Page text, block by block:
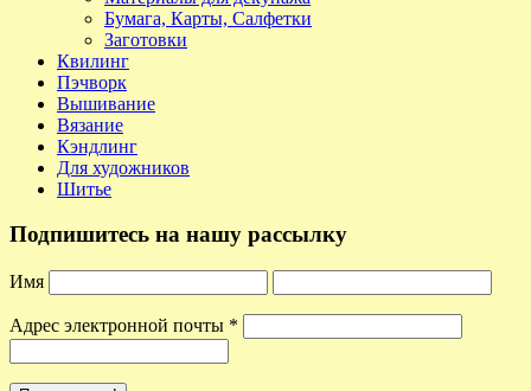
Бумага, Карты, Салфетки
Заготовки
Квилинг
Пэчворк
Вышивание
Вязание
Кэндлинг
Для художников
Шитье
Подпишитесь на нашу рассылку
Имя
Адрес электронной почты *